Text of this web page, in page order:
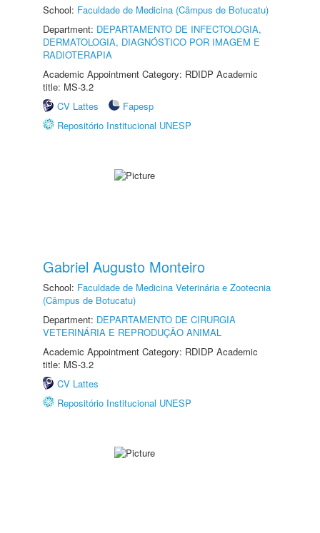
School: Faculdade de Medicina (Câmpus de Botucatu)
Department: DEPARTAMENTO DE INFECTOLOGIA,
DERMATOLOGIA, DIAGNÓSTICO POR IMAGEM E
RADIOTERAPIA
Academic Appointment Category: RDIDP Academic
title: MS-3.2
CV Lattes
Fapesp
Repositório Institucional UNESP
Gabriel Augusto Monteiro
School: Faculdade de Medicina Veterinária e Zootecnia
(Câmpus de Botucatu)
Department: DEPARTAMENTO DE CIRURGIA
VETERINÁRIA E REPRODUÇÃO ANIMAL
Academic Appointment Category: RDIDP Academic
title: MS-3.2
CV Lattes
Repositório Institucional UNESP